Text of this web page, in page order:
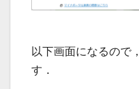
以下画面になるので
す．